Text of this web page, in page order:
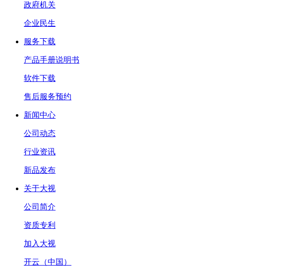
政府机关
企业民生
服务下载
产品手册说明书
软件下载
售后服务预约
新闻中心
公司动态
行业资讯
新品发布
关于大视
公司简介
资质专利
加入大视
开云（中国）